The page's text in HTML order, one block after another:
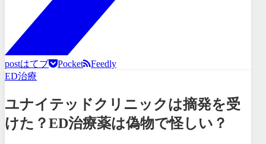
postはてブ Pocket
Feedly
ED治療
ユナイテッドクリニックは摘発を受
けた？ED治療薬は偽物で怪しい？